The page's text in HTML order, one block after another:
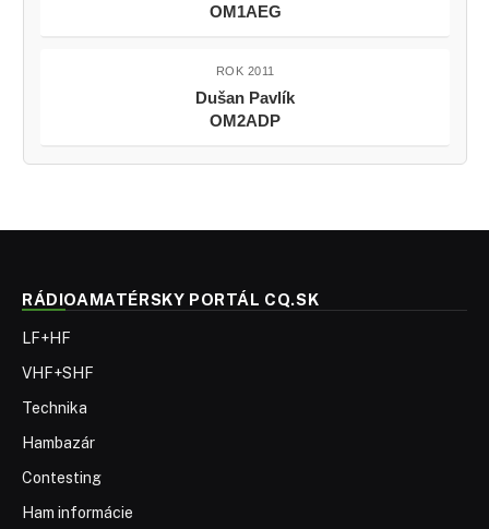
OM1AEG
ROK 2011
Dušan Pavlík
OM2ADP
RÁDIOAMATÉRSKY PORTÁL CQ.SK
LF+HF
VHF+SHF
Technika
Hambazár
Contesting
Ham informácie